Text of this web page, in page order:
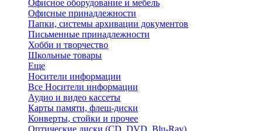
Офисное оборудование и мебель
Офисные принадлежности
Папки, системы архивации документов
Письменные принадлежности
Хобби и творчество
Школьные товары
Еще
Носители информации
Все Носители информации
Аудио и видео кассеты
Карты памяти, флеш-диски
Конверты, стойки и прочее
Оптические диски (CD, DVD, Blu-Ray)